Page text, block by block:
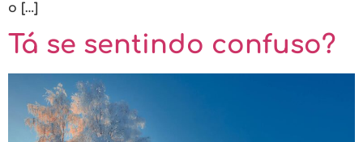
o […]
Tá se sentindo confuso?